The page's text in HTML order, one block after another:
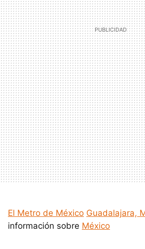
El Metro de México Guadalajara,
información sobre México